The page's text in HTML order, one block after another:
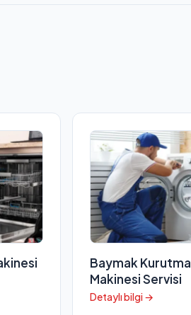
Baymak Kurutma
Makinesi Servisi
Detaylı bilgi →